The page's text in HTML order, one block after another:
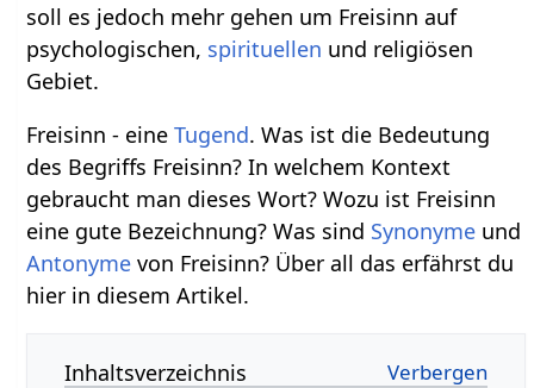
soll es jedoch mehr gehen um Freisinn auf
psychologischen, spirituellen und religiösen
Gebiet.
Freisinn - eineTugend. Was ist die Bedeutung
des Begriffs Freisinn? In welchem Kontext
gebraucht man dieses Wort? Wozu ist Freisinn
eine gute Bezeichnung? Was sind Synonyme und
Antonyme von Freisinn? Über all das erfährst du
hier in diesem Artikel.
Inhaltsverzeichnis